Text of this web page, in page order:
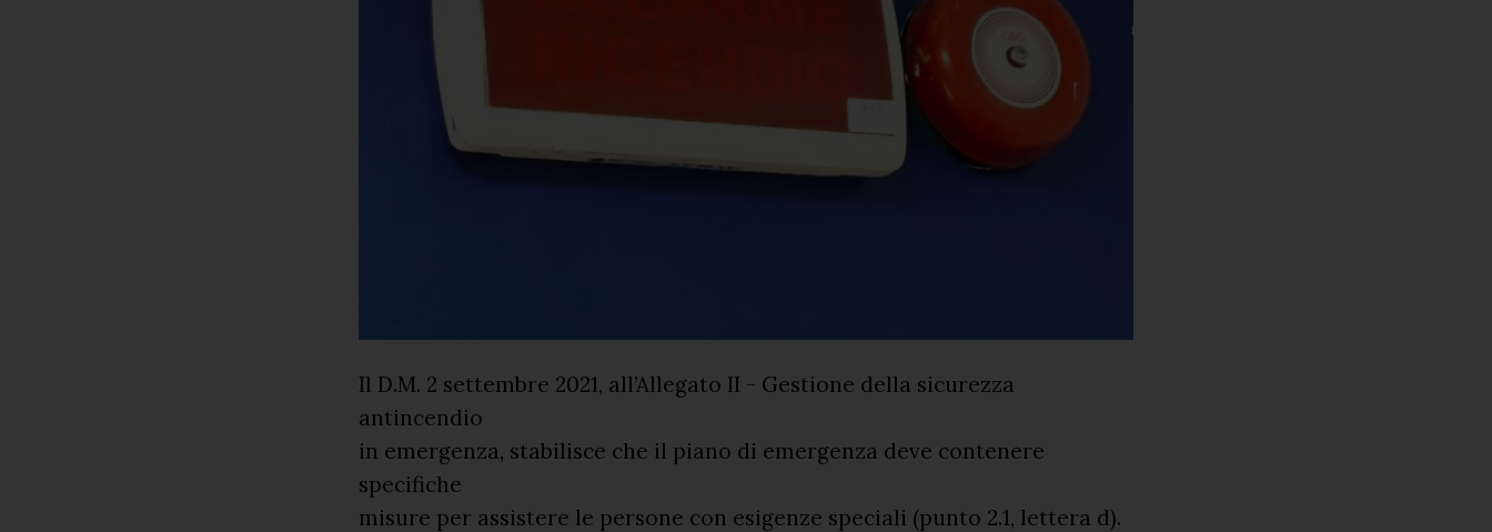
Il D.M. 2 settembre 2021, all’Allegato II - Gestione della sicurezza
antincendio
in emergenza, stabilisce che il piano di emergenza deve contenere
specifiche
misure per assistere le persone con esigenze speciali (punto 2.1, lettera d).